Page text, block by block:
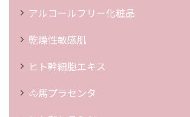
アルコールフリー化粧品
乾燥性敏感肌
ヒト幹細胞エキス
🐴馬プラセンタ